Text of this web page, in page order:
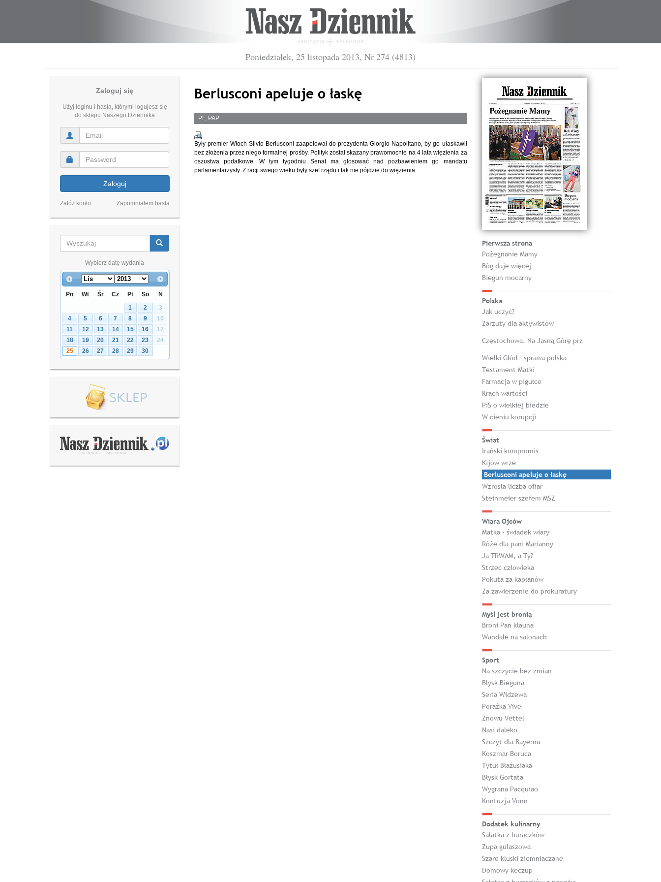
Poniedziałek, 25 listopada 2013, Nr 274 (4813)
Zaloguj się
Użyj loginu i hasła, którymi logujesz się
do sklepu Naszego Dziennika
Zaloguj
Załóż konto Zapomniałem hasła
Wybierz datę wydania
Pn Wt Śr Cz Pt So
N
1
2
3
4
5 6 7 8 9
10
11
12 13 14 15 16
17
18
19 20 21 22 23
24
25
26 27 28 29 30
Berlusconi apeluje o łaskę
PF, PAP
Były premier Włoch Silvio Berlusconi zaapelował do prezydenta Giorgio Napolitano, by go ułaskawił
bez złożenia przez niego formalnej prośby. Polityk został skazany prawomocnie na 4 lata więzienia za
oszustwa podatkowe. W tym tygodniu Senat ma głosować nad pozbawieniem go mandatu
parlamentarzysty. Z racji swego wieku były szef rządu i tak nie pójdzie do więzienia.
Pierwsza strona
Pożegnanie Mamy
Bóg daje więcej
Biegun mocarny
Polska
Jak uczyć?
Zarzuty dla aktywistów
Częstochowa. Na Jasną Górę prz
Wielki Głód – sprawa polska
Testament Matki
Farmacja w pigułce
Krach wartości
PiS o wielkiej biedzie
W cieniu korupcji
Świat
Irański kompromis
Kijów wrze
Berlusconi apeluje o łaskę
Wzrosła liczba ofiar
Steinmeier szefem MSZ
Wiara Ojców
Matka – świadek wiary
Róże dla pani Marianny
Ja TRWAM, a Ty?
Strzec człowieka
Pokuta za kapłanów
Za zawierzenie do prokuratury
Myśl jest bronią
Broni Pan klauna
Wandale na salonach
Sport
Na szczycie bez zmian
Błysk Bieguna
Seria Widzewa
Porażka Vive
Znowu Vettel
Nasi daleko
Szczyt dla Bayernu
Koszmar Boruca
Tytuł Błażusiaka
Błysk Gortata
Wygrana Pacquiao
Kontuzja Vonn
Dodatek kulinarny
Sałatka z buraczków
Zupa gulaszowa
Szare kluski ziemniaczane
Domowy keczup